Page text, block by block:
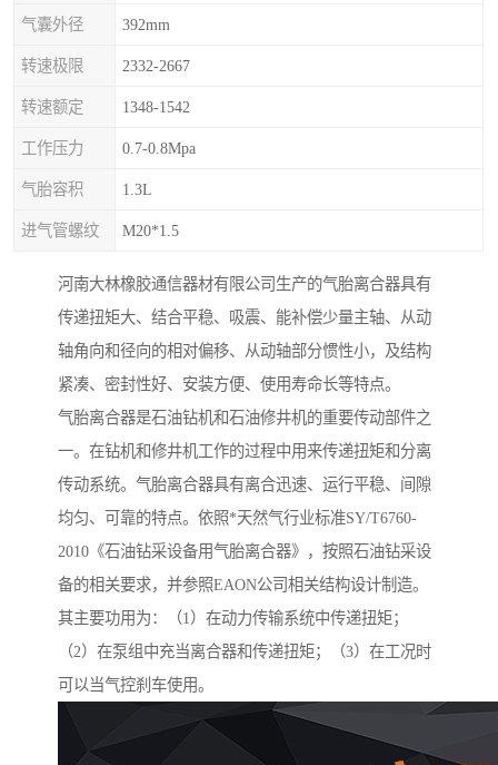
气囊外径 392mm
转速极限 2332-2667
转速额定 1348-1542
工作压力 0.7-0.8Mpa
气胎容积 1.3L
进气管螺纹 M20*1.5
河南大林橡胶通信器材有限公司生产的气胎离合器具有
传递扭矩大、结合平稳、吸震、能补偿少量主轴、从动
轴角向和径向的相对偏移、从动轴部分惯性小，及结构
紧凑、密封性好、安装方便、使用寿命长等特点。
气胎离合器是石油钻机和石油修井机的重要传动部件之
一。在钻机和修井机工作的过程中用来传递扭矩和分离
传动系统。气胎离合器具有离合迅速、运行平稳、间隙
均匀、可靠的特点。依照*天然气行业标准SY/T6760-
2010《石油钻采设备用气胎离合器》，按照石油钻采设
备的相关要求，并参照EAON公司相关结构设计制造。
其主要功用为：（1）在动力传输系统中传递扭矩；
（2）在泵组中充当离合器和传递扭矩；（3）在工况时
可以当气控刹车使用。